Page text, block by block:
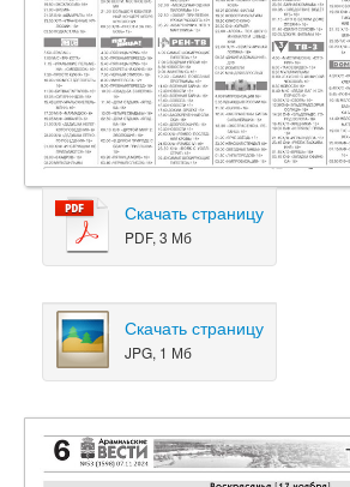
Скачать страницу
PDF, 3 Мб
Скачать страницу
JPG, 1 Мб